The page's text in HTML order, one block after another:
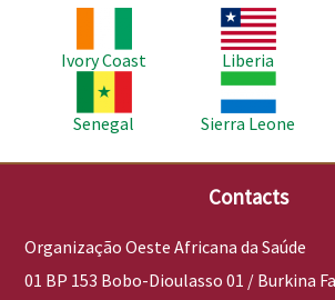
Ivory Coast
Imagem
Liberia
Imagem
Senegal
Imagem
Sierra Leone
Contacts
Organização Oeste Africana da Saúde
01 BP 153 Bobo-Dioulasso 01 / Burkina